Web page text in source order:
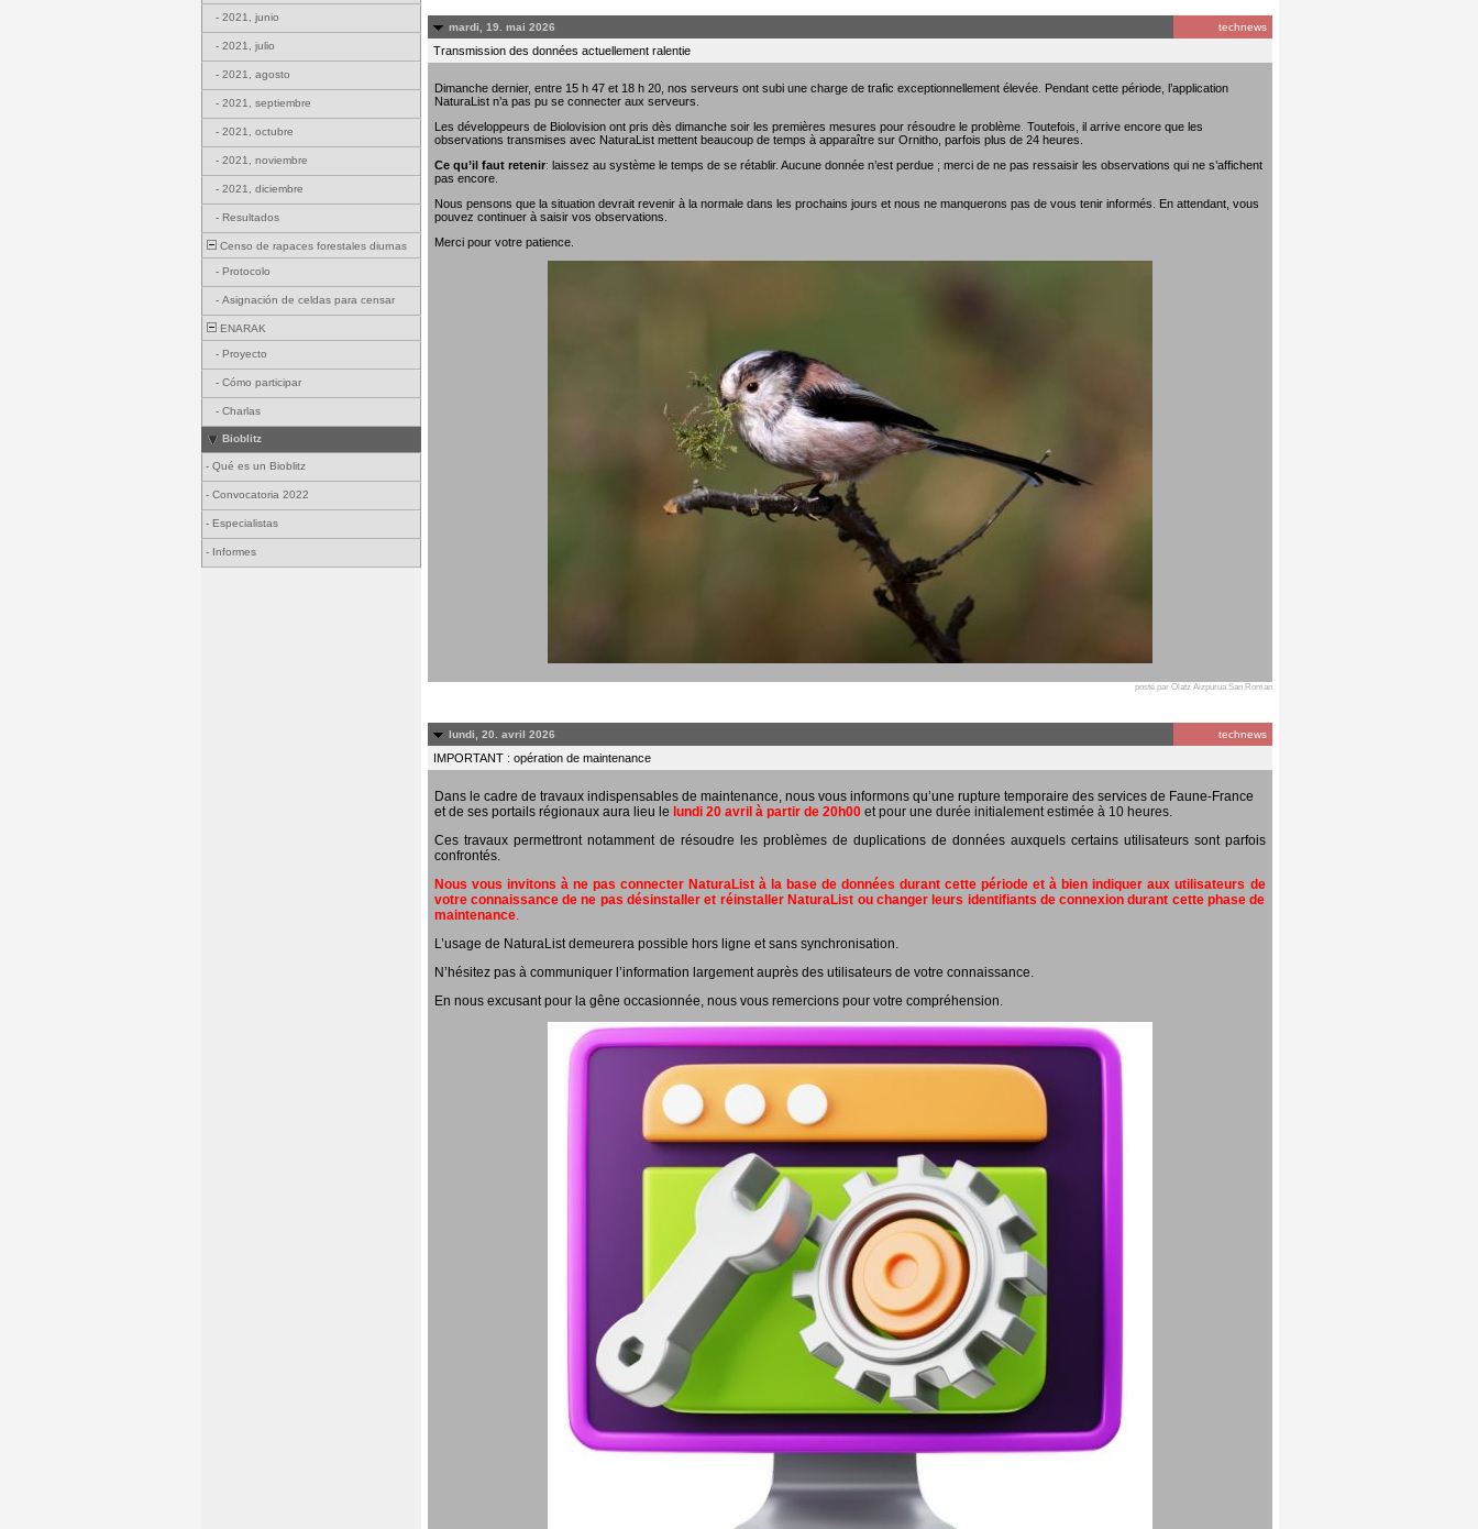
- 2021, junio
- 2021, julio
- 2021, agosto
- 2021, septiembre
- 2021, octubre
- 2021, noviembre
- 2021, diciembre
- Resultados
Censo de rapaces forestales diurnas
- Protocolo
- Asignación de celdas para censar
ENARAK
- Proyecto
- Cómo participar
- Charlas
Bioblitz
- Qué es un Bioblitz
- Convocatoria 2022
- Especialistas
- Informes
mardi, 19. mai 2026 technews
Transmission des données actuellement ralentie
Dimanche dernier, entre 15 h 47 et 18 h 20, nos serveurs ont subi une charge de trafic exceptionnellement élevée. Pendant cette période, l’application
NaturaList n’a pas pu se connecter aux serveurs.
Les développeurs de Biolovision ont pris dès dimanche soir les premières mesures pour résoudre le problème. Toutefois, il arrive encore que les
observations transmises avec NaturaList mettent beaucoup de temps à apparaître sur Ornitho, parfois plus de 24 heures.
Ce qu’il faut retenir: laissez au système le temps de se rétablir. Aucune donnée n’est perdue ; merci de ne pas ressaisir les observations qui ne s’affichent
pas encore.
Nous pensons que la situation devrait revenir à la normale dans les prochains jours et nous ne manquerons pas de vous tenir informés. En attendant, vous
pouvez continuer à saisir vos observations.
Merci pour votre patience.
posté par Olatz Aizpurua San Roman
lundi, 20. avril 2026 technews
IMPORTANT : opération de maintenance
Dans le cadre de travaux indispensables de maintenance, nous vous informons qu’une rupture temporaire des services de Faune-France
et de ses portails régionaux aura lieu le lundi 20 avril à partir de 20h00 et pour une durée initialement estimée à 10 heures.
Ces travaux permettront notamment de résoudre les problèmes de duplications de données auxquels certains utilisateurs sont parfois
confrontés.
Nous vous invitons à ne pas connecter NaturaList à la base de données durant cette période et à bien indiquer aux utilisateurs de
votre connaissance de ne pas désinstaller et réinstaller NaturaList ou changer leurs identifiants de connexion durant cette phase de
maintenance.
L’usage de NaturaList demeurera possible hors ligne et sans synchronisation.
N’hésitez pas à communiquer l’information largement auprès des utilisateurs de votre connaissance.
En nous excusant pour la gêne occasionnée, nous vous remercions pour votre compréhension.